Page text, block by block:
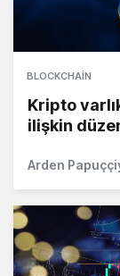
BLOCKCHAIN
Kripto
ilişkin
Arden